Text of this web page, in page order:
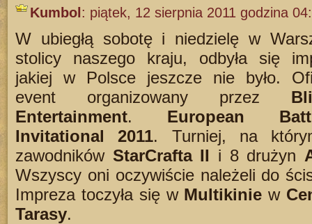
Kumbol : piątek, 12 sierpnia 2011 godzina
W ubiegłą sobotę i niedzielę w
stolicy naszego kraju, odbyła się
jakiej w Polsce jeszcze nie było.
event organizowany przez
Entertainment. European
Invitational 2011. Turniej, na
zawodników StarCrafta II i 8 drużyn
Wszyscy oni oczywiście należeli do
Impreza toczyła się w Multikinie w
Tarasy.